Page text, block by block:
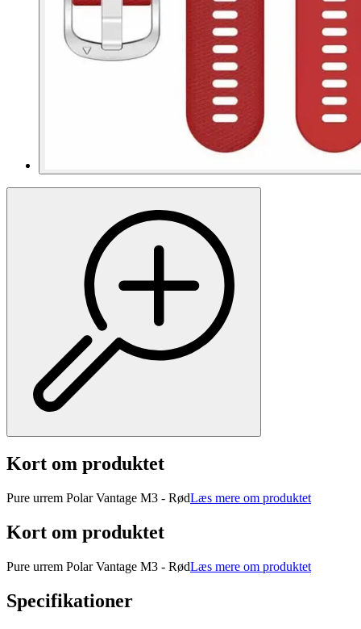
Kort om produktet
Pure urrem Polar Vantage M3 - RødLæs mere om produktet
Kort om produktet
Pure urrem Polar Vantage M3 - RødLæs mere om produktet
Specifikationer